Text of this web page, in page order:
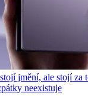
jmění, ale stojí za
neexistuje